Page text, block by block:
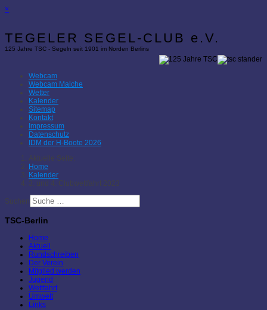
×
TEGELER SEGEL-CLUB e.V.
125 Jahre TSC - Segeln seit 1901 im Norden Berlins
Webcam
Webcam Malche
Wetter
Kalender
Sitemap
Kontakt
Impressum
Datenschutz
IDM der H-Boote 2026
Aktuelle Seite:
Home
Kalender
3. und 4. Clubwettfahrt 2023
Suchen
TSC-Berlin
Home
Aktuell
Rundschreiben
Der Verein
Mitglied werden
Jugend
Wettfahrt
Umwelt
Links